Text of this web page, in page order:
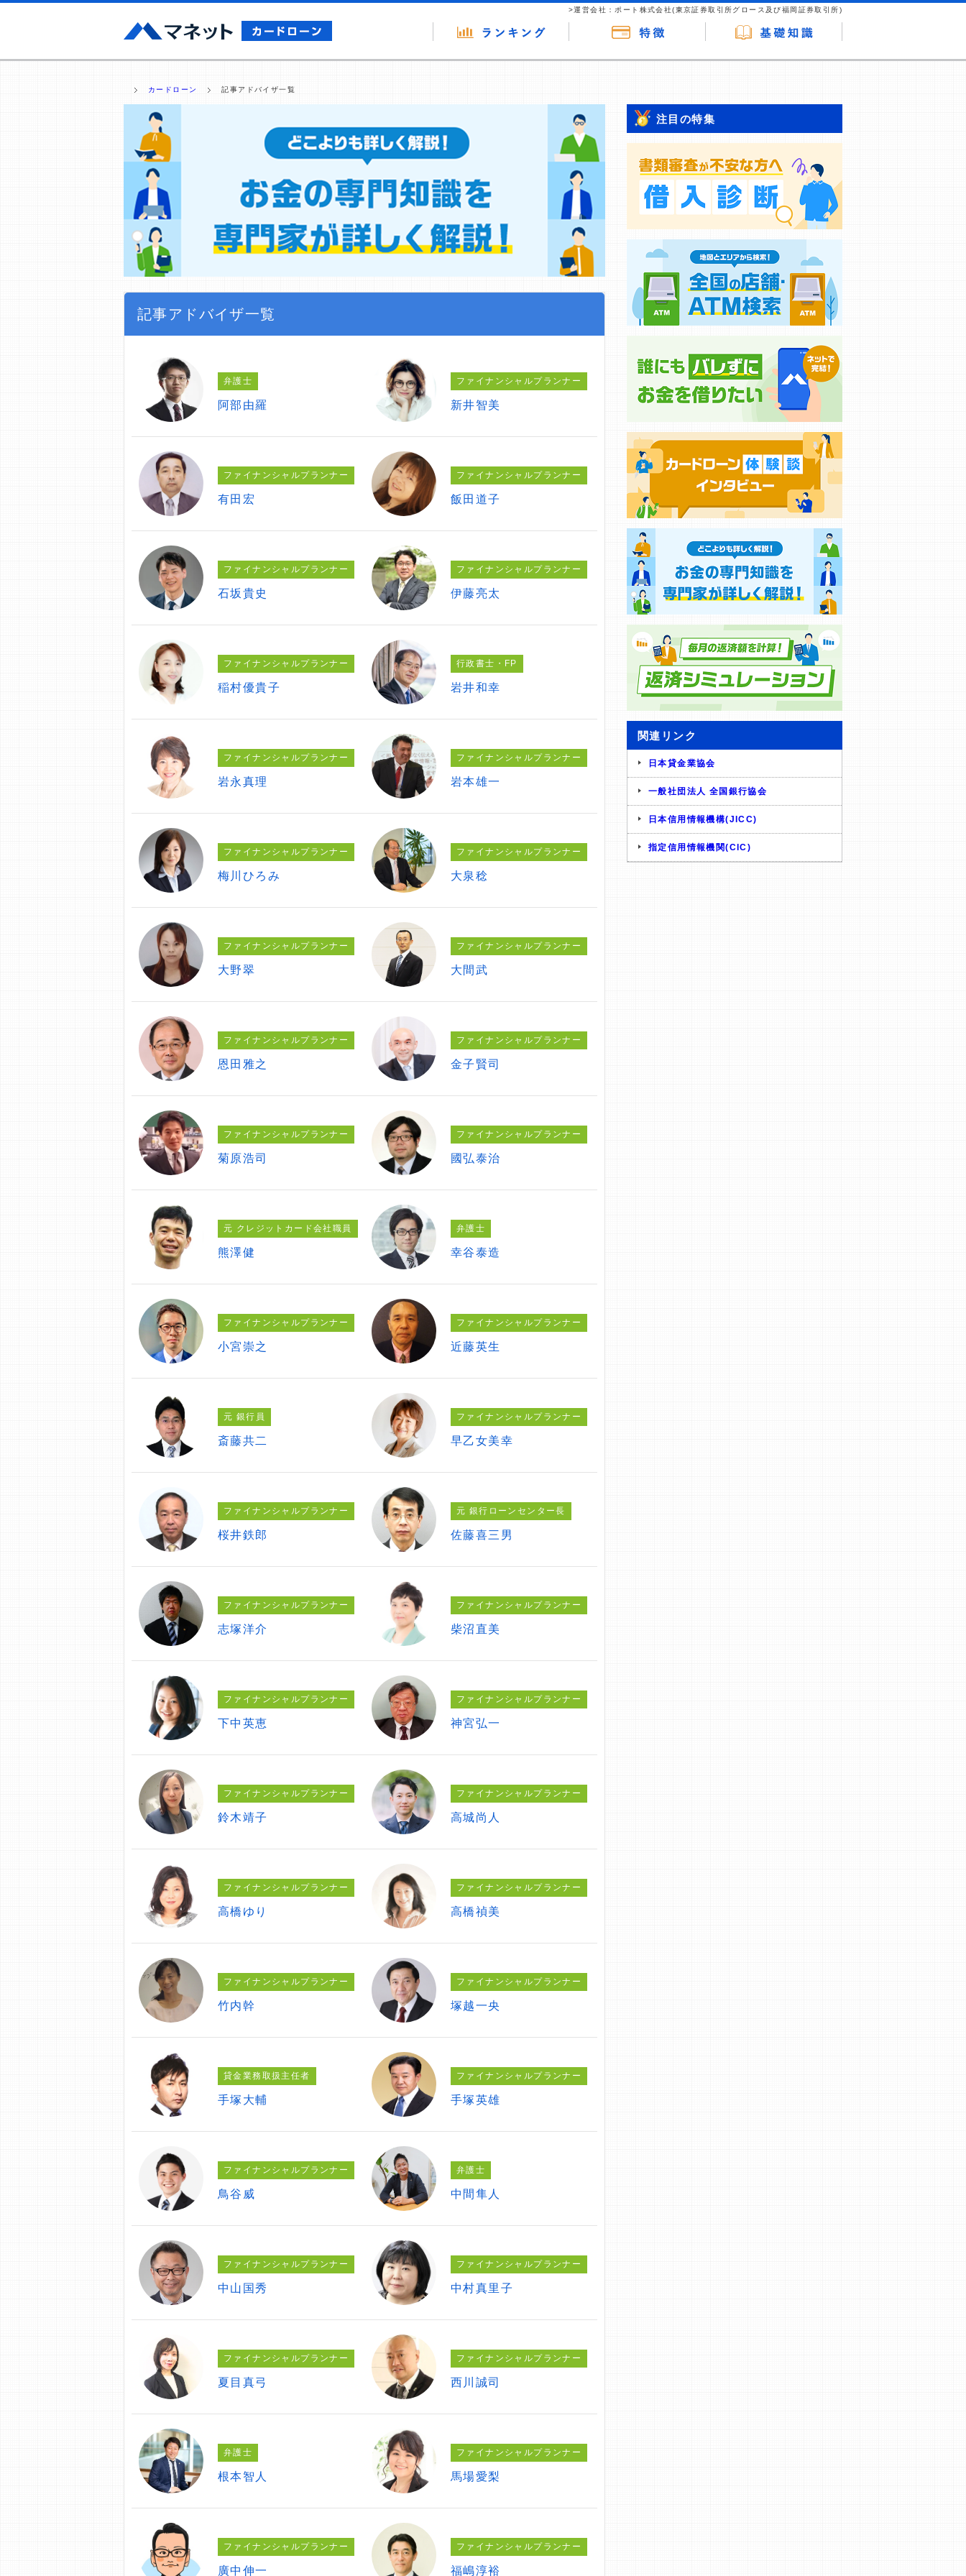
>運営会社：ポート株式会社(東京証券取引所グロース及び福岡証券取引所)
カードローン 記事アドバイザ一覧
記事アドバイザ一覧
弁護士
阿部由羅
ファイナンシャルプランナー
新井智美
ファイナンシャルプランナー
有田宏
ファイナンシャルプランナー
飯田道子
ファイナンシャルプランナー
石坂貴史
ファイナンシャルプランナー
伊藤亮太
ファイナンシャルプランナー
稲村優貴子
行政書士・FP
岩井和幸
ファイナンシャルプランナー
岩永真理
ファイナンシャルプランナー
岩本雄一
ファイナンシャルプランナー
梅川ひろみ
ファイナンシャルプランナー
大泉稔
ファイナンシャルプランナー
大野翠
ファイナンシャルプランナー
大間武
ファイナンシャルプランナー
恩田雅之
ファイナンシャルプランナー
金子賢司
ファイナンシャルプランナー
菊原浩司
ファイナンシャルプランナー
國弘泰治
元 クレジットカード会社職員
熊澤健
弁護士
幸谷泰造
ファイナンシャルプランナー
小宮崇之
ファイナンシャルプランナー
近藤英生
元 銀行員
斎藤共二
ファイナンシャルプランナー
早乙女美幸
ファイナンシャルプランナー
桜井鉄郎
元 銀行ローンセンター長
佐藤喜三男
ファイナンシャルプランナー
志塚洋介
ファイナンシャルプランナー
柴沼直美
ファイナンシャルプランナー
下中英恵
ファイナンシャルプランナー
神宮弘一
ファイナンシャルプランナー
鈴木靖子
ファイナンシャルプランナー
高城尚人
ファイナンシャルプランナー
高橋ゆり
ファイナンシャルプランナー
高橋禎美
ファイナンシャルプランナー
竹内幹
ファイナンシャルプランナー
塚越一央
貸金業務取扱主任者
手塚大輔
ファイナンシャルプランナー
手塚英雄
ファイナンシャルプランナー
鳥谷威
弁護士
中間隼人
ファイナンシャルプランナー
中山国秀
ファイナンシャルプランナー
中村真里子
ファイナンシャルプランナー
夏目真弓
ファイナンシャルプランナー
西川誠司
弁護士
根本智人
ファイナンシャルプランナー
馬場愛梨
ファイナンシャルプランナー
廣中伸一
ファイナンシャルプランナー
福嶋淳裕
注目の特集
関連リンク
日本貸金業協会
一般社団法人 全国銀行協会
日本信用情報機構(JICC)
指定信用情報機関(CIC)